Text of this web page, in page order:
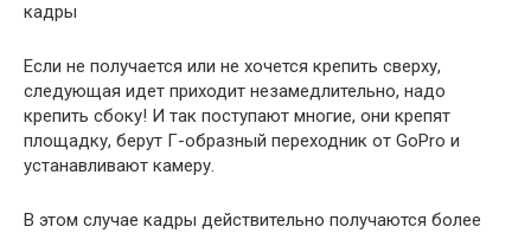
кадры
Если не получается или не хочется крепить сверху,
следующая идет приходит незамедлительно, надо
крепить сбоку! И так поступают многие, они крепят
площадку, берут Г-образный переходник от GoPro и
устанавливают камеру.
В этом случае кадры действительно получаются более